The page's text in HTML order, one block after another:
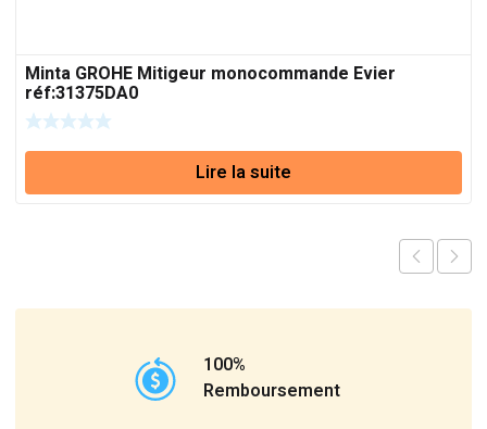
Minta GROHE Mitigeur monocommande Evier
réf:31375DA0
Lire la suite
100%
Remboursement